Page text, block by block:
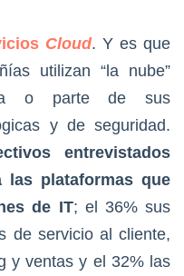
Cloud. Y es que
utilizan “la nube”
o parte de sus
y de seguridad.
entrevistados
las plataformas que
de IT; el 36% sus
de servicio al cliente,
y ventas y el 32% las